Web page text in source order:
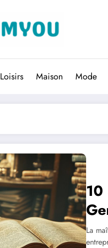
Loisirs Maison Mode
10
La